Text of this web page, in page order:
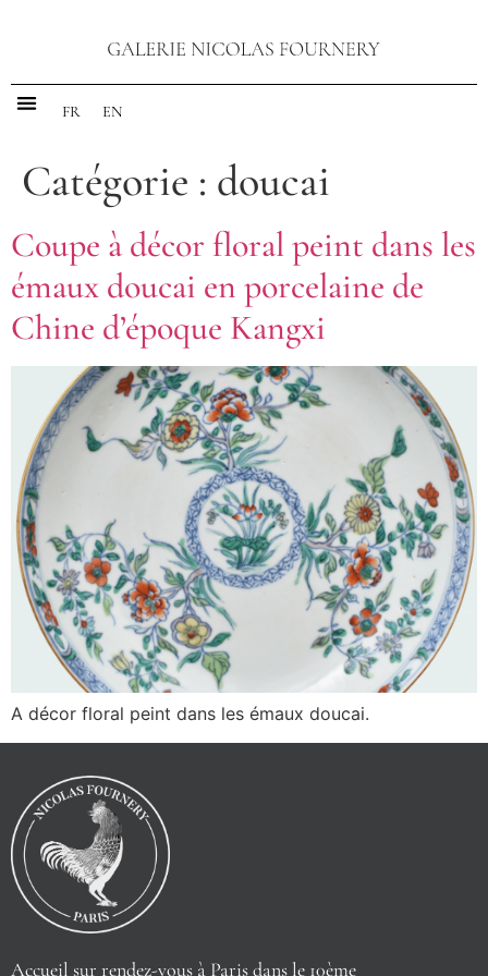
FR EN
Catégorie : doucai
Coupe à décor floral peint dans les
émaux doucai en porcelaine de
Chine d’époque Kangxi
A décor floral peint dans les émaux doucai.
Accueil sur rendez-vous à Paris dans le 10ème